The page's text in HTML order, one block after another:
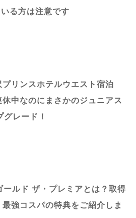
る方は注意です
プリンスホテルウエスト宿泊
休中なのにまさかのジュニアス
レード！
ールド ザ・プレミアとは？取得
最強コスパの特典をご紹介しま